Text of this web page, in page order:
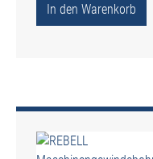
In den Warenkorb